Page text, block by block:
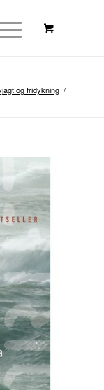
og fridykning /